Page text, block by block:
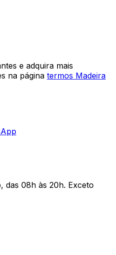
e adquira mais
na página termos Madeira
das 08h às 20h. Exceto